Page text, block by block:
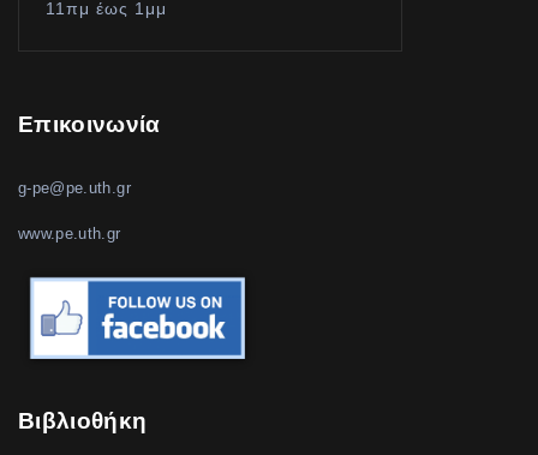
11πμ έως 1μμ
Επικοινωνία
g-pe@pe.uth.gr
www.pe.uth.gr
Βιβλιοθήκη